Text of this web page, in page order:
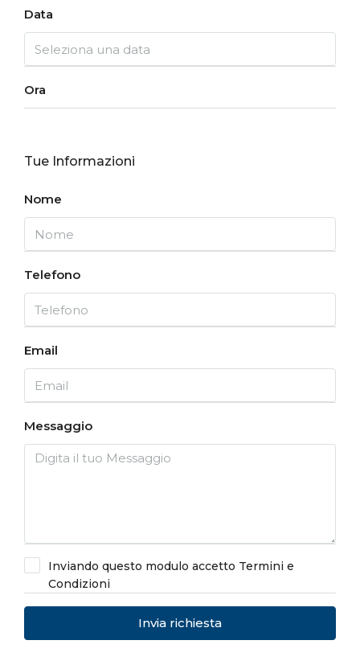
Data
Ora
Tue Informazioni
Nome
Telefono
Email
Messaggio
Inviando questo modulo accetto Termini e
Condizioni
Invia richiesta